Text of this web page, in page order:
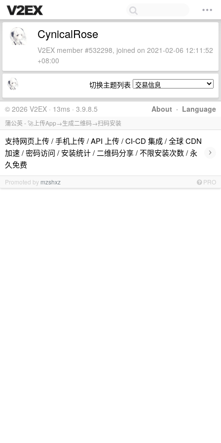
CynicalRose
V2EX member #532298, joined on 2021-02-06 12:11:52
+08:00
切换主题列表
About · Language
© 2026 V2EX · 13ms · 3.9.8.5
蒲公英 - 🚀上传App→生成二维码→扫码安装
支持网页上传 / 手机上传 / API 上传 / CI-CD 集成 / 全球 CDN
加速 / 密码访问 / 安装统计 / 二维码分享 / 不限安装次数 / 永
久免费
›
Promoted by mzshxz PRO